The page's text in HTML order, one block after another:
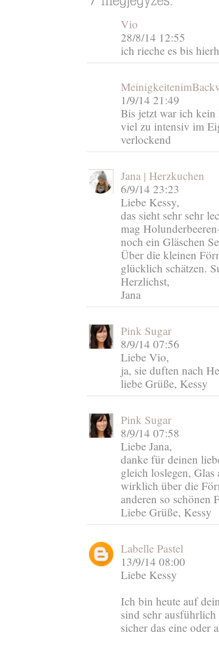
Vio
28/8/14 12:55
ich rieche es bis
1/9/14 21:49
Bis jetzt war ich
viel zu intensiv im
verlockend
Jana | Herzkuchen
6/9/14 23:23
Liebe Kessy,
das sieht sehr sehr
mag
noch ein Gläschen
Über die kleinen
glücklich schätzen.
Herzlichst,
Jana
Pink Sugar
8/9/14 07:56
Liebe Vio,
ja, sie duften nach
liebe Grüße, Kessy
Pink Sugar
8/9/14 07:58
Liebe Jana,
danke für deinen
gleich loslegen,
wirklich über die
anderen so schönen
Liebe Grüße, Kessy
Labelle Pastel
13/9/14 08:00
Liebe Kessy
Ich bin heute auf
sind sehr
sicher das eine oder